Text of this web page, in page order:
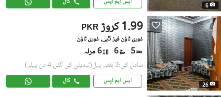
6
26
PKR 1.99 کروڑ
غوری ٹاؤن فیز 5بی, غوری ٹاؤن
5
6 6 مرلہ
شامل کی:3 ہفتے پہل (تبدیلی کی گئی:4 دن پہلے)
ایس ایم ایس کال